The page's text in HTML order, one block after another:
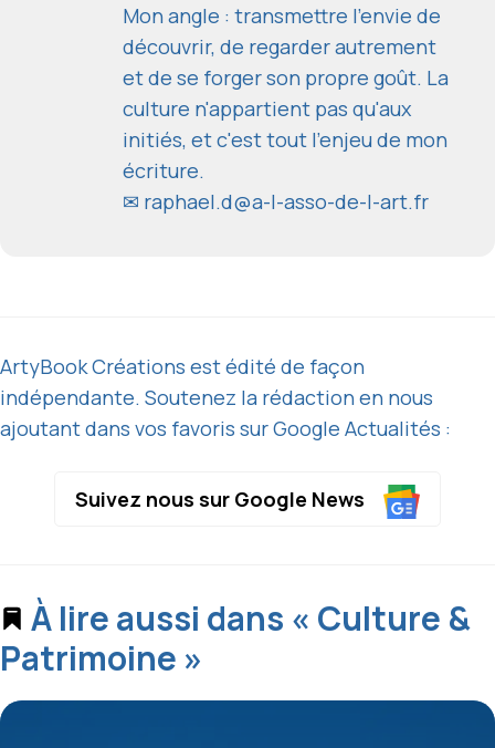
Mon angle : transmettre l'envie de
découvrir, de regarder autrement
et de se forger son propre goût. La
culture n'appartient pas qu'aux
initiés, et c'est tout l'enjeu de mon
écriture.
✉ raphael.d@a-l-asso-de-l-art.fr
ArtyBook Créations est édité de façon
indépendante. Soutenez la rédaction en nous
ajoutant dans vos favoris sur Google Actualités :
Suivez nous sur Google News
À lire aussi dans « Culture &
Patrimoine »